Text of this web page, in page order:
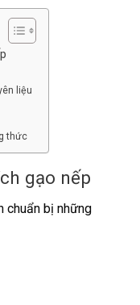
liệu
thức
gạo nếp
chuẩn bị những